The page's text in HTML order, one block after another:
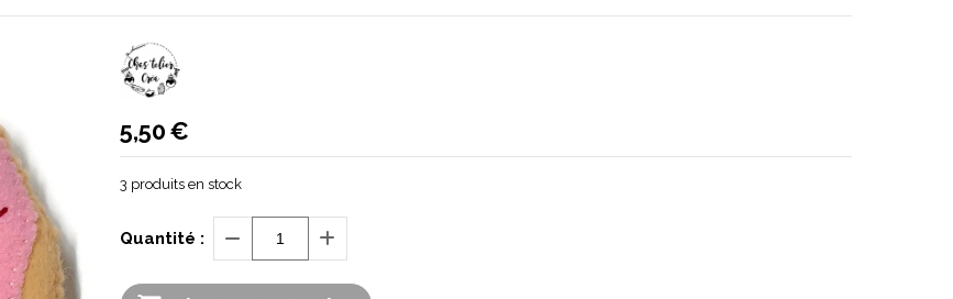
5,50€
3 produits en stock
Quantité :